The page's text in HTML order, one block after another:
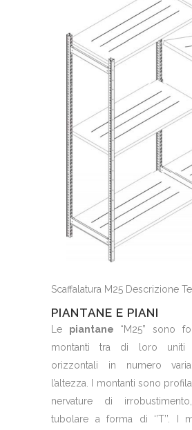
Scaffalatura M25 Descrizione
PIANTANE E PIANI
Le piantane “M25” sono
montanti tra di loro uniti
orizzontali in numero
l’altezza. I montanti sono
nervature di
tubolare a forma di ‘’T’’. I